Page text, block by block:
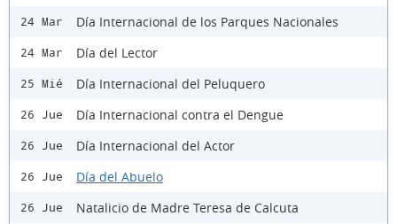
24 Mar Día Internacional de los Parques Nacionales
24 Mar Día del Lector
25 Mié Día Internacional del Peluquero
26 Jue Día Internacional contra el Dengue
26 Jue Día Internacional del Actor
26 Jue Día del Abuelo
26 Jue Natalicio de Madre Teresa de Calcuta